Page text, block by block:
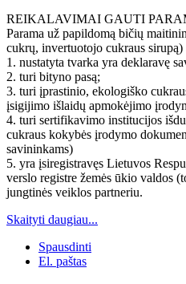
REIKALAVIMAI GAUTI
Parama už papildomą bičių
cukrų, invertuotojo cukraus
1. nustatyta tvarka yra deklaravę
2. turi bityno pasą;
3. turi įprastinio, ekologiško
įsigijimo išlaidų apmokėjimo
4. turi sertifikavimo institucijos
cukraus kokybės įrodymo
savininkams)
5. yra įsiregistravęs Lietuvos
verslo registre žemės ūkio valdos
jungtinės veiklos partneriu.
Skaityti daugiau...
Spausdinti
El. paštas